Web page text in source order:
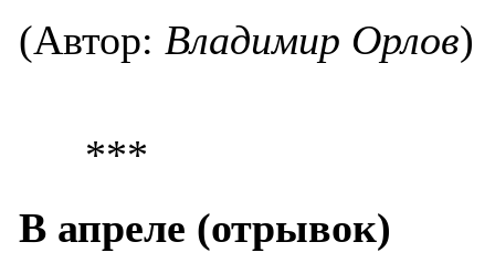
(Автор: Владимир Орлов)
***
В апреле (отрывок)